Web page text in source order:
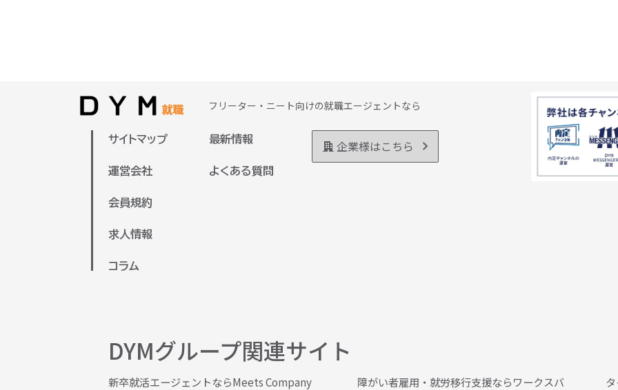
フリーター・ニート向けの就職エージェントなら
サイトマップ
運営会社
会員規約
求人情報
コラム
最新情報
よくある質問
企業様はこちら
DYMグループ関連サイト
新卒就活エージェントならMeets Company
障がい者雇用・就労移行支援ならワークスバ